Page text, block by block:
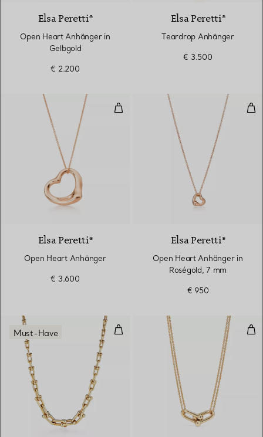
Elsa Peretti®
Open Heart Anhänger in
Gelbgold
€ 2.200
Elsa Peretti®
Teardrop Anhänger
€ 3.500
Open Heart Anhänger
2 Materialien
Elsa Peretti®
Open Heart Anhänger
€ 3.600
Elsa Peretti®
Open Heart Anhänger in
Roségold, 7 mm
€ 950
Gliederhalskette in abgestuftem
2 Materialien
Must-Have